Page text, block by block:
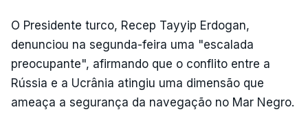
O Presidente turco, Recep Tayyip Erdogan,
denunciou na segunda-feira uma "escalada
preocupante", afirmando que o conflito entre a
Rússia e a Ucrânia atingiu uma dimensão que
ameaça a segurança da navegação no Mar Negro.